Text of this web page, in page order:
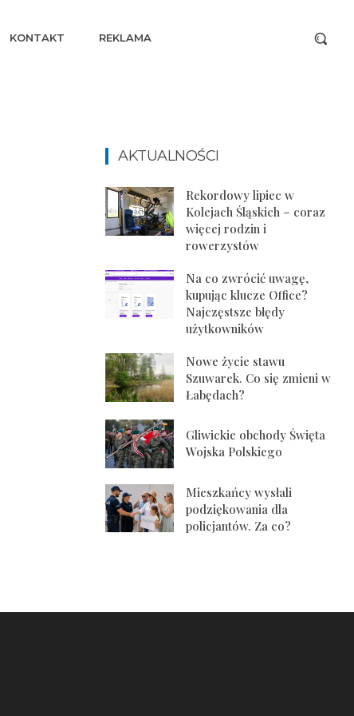
KONTAKT REKLAMA
AKTUALNOŚCI
Rekordowy lipiec w
Kolejach Śląskich – coraz
więcej rodzin i
rowerzystów
Na co zwrócić uwagę,
kupując klucze Office?
Najczęstsze błędy
użytkowników
Nowe życie stawu
Szuwarek. Co się zmieni w
Łabędach?
Gliwickie obchody Święta
Wojska Polskiego
Mieszkańcy wysłali
podziękowania dla
policjantów. Za co?